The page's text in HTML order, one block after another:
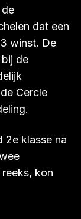
De
2014-2015
dat een
winst. De
de
klasse na